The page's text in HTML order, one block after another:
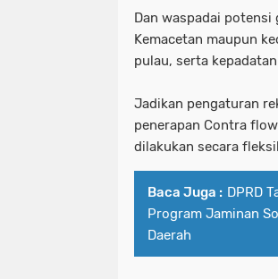
Dan waspadai
Kemacetan maupun
pulau, serta
Jadikan pengaturan
penerapan Contra
dilakukan secara
Baca Juga : DPRD
Program Jaminan
Daerah